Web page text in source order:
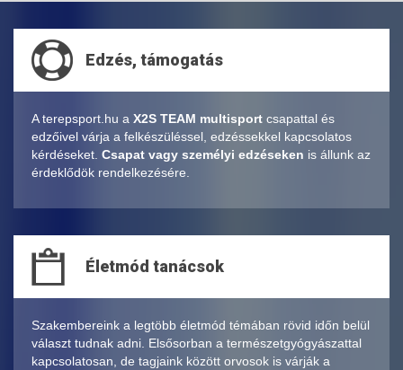
Edzés, támogatás
A terepsport.hu a X2S TEAM multisport csapattal és
edzőivel várja a felkészüléssel, edzéssekkel kapcsolatos
kérdéseket. Csapat vagy személyi edzéseken is állunk az
érdeklődök rendelkezésére.
Életmód tanácsok
Szakembereink a legtöbb életmód témában rövid időn belül
választ tudnak adni. Elsősorban a természetgyógyászattal
kapcsolatosan, de tagjaink között orvosok is várják a